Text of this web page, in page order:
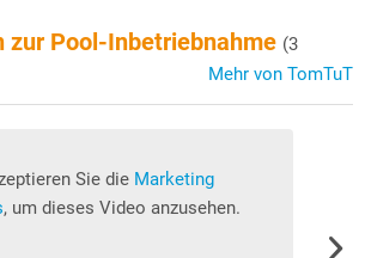
zur Pool-Inbetriebnahme (3
Mehr von TomTuT
Sie die Marketing
, um dieses Video anzusehen.